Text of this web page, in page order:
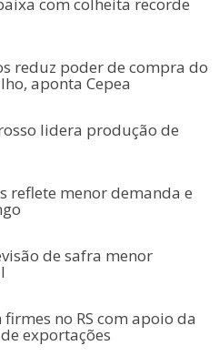
reduz poder de compra do
aponta Cepea
lidera produção de
reflete menor demanda e
de safra menor
no RS com apoio da
exportações